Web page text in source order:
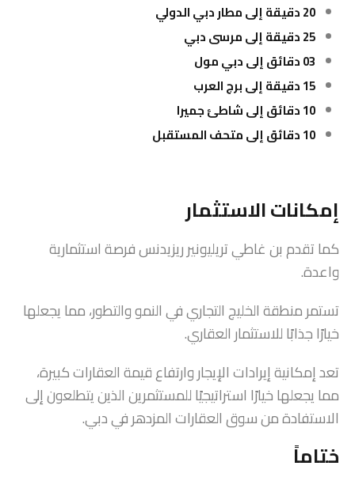
20 دقيقة إلى مطار دبي الدولي
25 دقيقة إلى مرسى دبي
03 دقائق إلى دبي مول
15 دقيقة إلى برج العرب
10 دقائق إلى شاطئ جميرا
10 دقائق إلى متحف المستقبل
إمكانات الاستثمار
كما تقدم بن غاطي تريليونير ريزيدنس فرصة استثمارية
واعدة.
تستمر منطقة الخليج التجاري في النمو والتطور، مما يجعلها
خيارًا جذابًا للاستثمار العقاري.
تعد إمكانية إيرادات الإيجار وارتفاع قيمة العقارات كبيرة،
مما يجعلها خيارًا استراتيجيًا للمستثمرين الذين يتطلعون إلى
الاستفادة من سوق العقارات المزدهر في دبي.
ختاماً